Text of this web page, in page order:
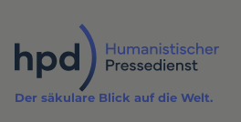
Inhalt
Der säkulare Blick auf die Welt.